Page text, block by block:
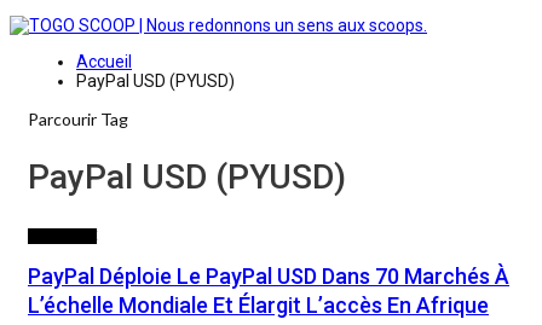
Accueil
PayPal USD (PYUSD)
Parcourir Tag
PayPal USD (PYUSD)
PayPal Déploie Le PayPal USD Dans 70 Marchés À
L’échelle Mondiale Et Élargit L’accès En Afrique